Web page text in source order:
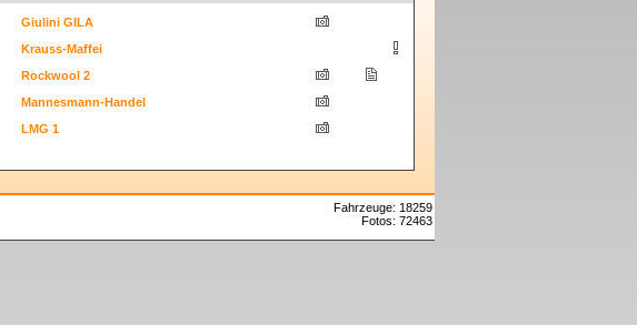
Giulini GILA
Krauss-Maffei
Rockwool 2
Mannesmann-Handel
LMG 1
Fahrzeuge: 18259
Fotos: 72463